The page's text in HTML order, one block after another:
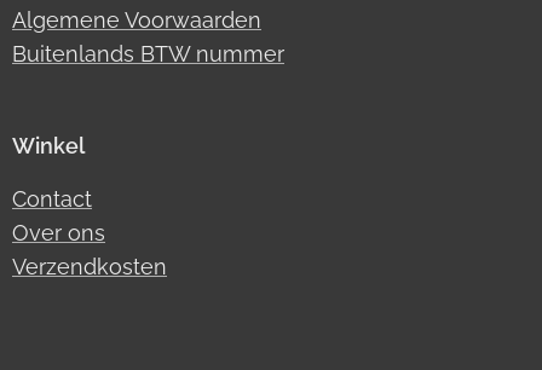
Algemene Voorwaarden
Buitenlands BTW nummer
Winkel
Contact
Over ons
Verzendkosten